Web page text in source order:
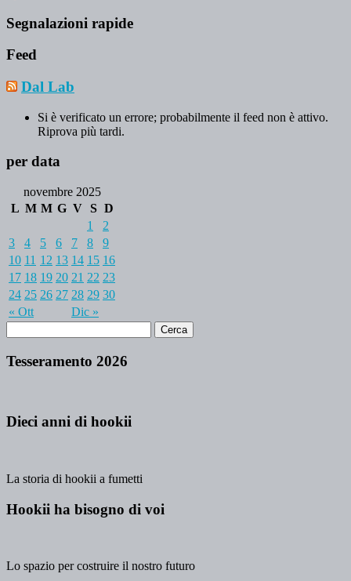
Segnalazioni rapide
Feed
Dal Lab
Si è verificato un errore; probabilmente il feed non è attivo.
Riprova più tardi.
per data
novembre 2025
L M M G V S D
« Ott Dic »
1
2
3
4 5 6 7 8
9
10 11 12 13 14 15 16
17 18 19 20 21 22 23
24 25 26 27 28 29 30
Tesseramento 2026
Dieci anni di hookii
La storia di hookii a fumetti
Hookii ha bisogno di voi
Lo spazio per costruire il nostro futuro